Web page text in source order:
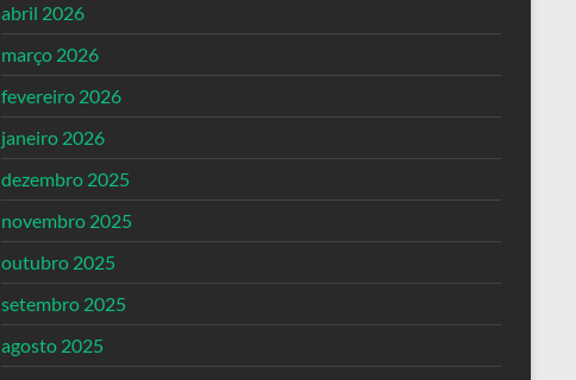
abril 2026
março 2026
fevereiro 2026
janeiro 2026
dezembro 2025
novembro 2025
outubro 2025
setembro 2025
agosto 2025